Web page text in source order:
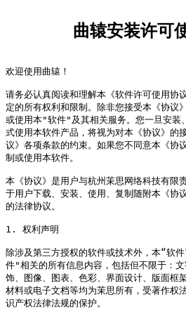
曲辕安装许可
欢迎使用曲辕！
请务必认真阅读和理解本《软件许可使用协
定的所有权利和限制。除非您接受本《协议
或使用本"软件"及其相关服务。您一旦安装
式使用本软件产品，将视为对本《协议》的
议》各项条款的约束。如果您不同意本《协
制或使用本软件。
本《协议》是用户与杭州茉思网络科技有限
于用户下载、安装、使用、复制随附本《协
的法律协议。
1. 权利声明
除涉及第三方授权的软件或技术外，本“软
件"相关的所有信息内容，包括但不限于：
饰、图像、图表、色彩、界面设计、版面框
材料或电子文档等均为茉思所有，受著作权
识产权法律法规的保护。